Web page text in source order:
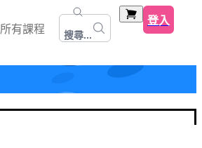
所有課程 搜尋...
登入